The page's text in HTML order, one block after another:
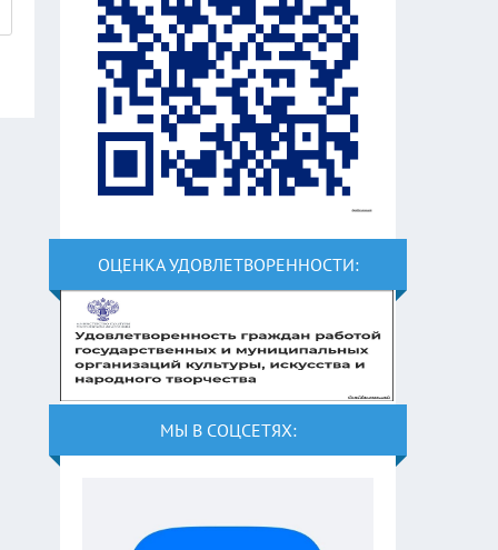
ОЦЕНКА УДОВЛЕТВОРЕННОСТИ:
МЫ В СОЦСЕТЯХ: